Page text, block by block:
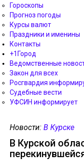
Гороскопы
Прогноз погоды
Курсы валют
Праздники и именины
Контакты
+1Город
Ведомственные
Закон для всех
Росгвардия
Судебные вести
УФСИН информирует
Новости: В Курске
В Курской